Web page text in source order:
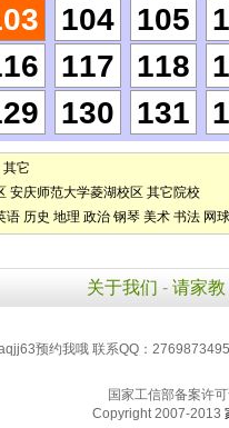
104 105
117 118
130 131
其它
安庆师范大学菱湖校区 其它院校
语 历史 地理 政治 钢琴 美术 书法 网球
关于我们 - 请家教
预约我哦 联系QQ：
国家工信部备案许
Copyright 2007-2013